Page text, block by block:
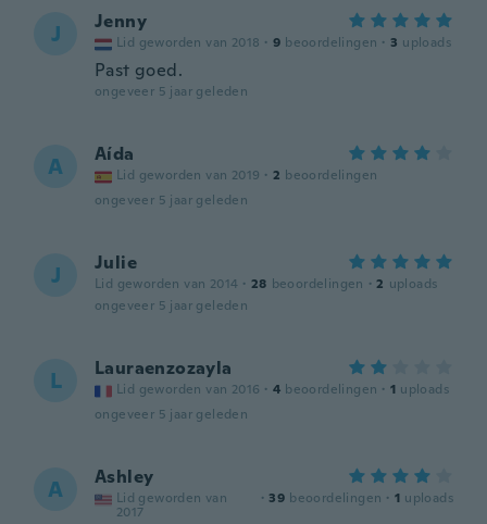
J Jenny
Lid geworden van 2018 · 9 beoordelingen · 3 uploads
Past goed.
ongeveer 5 jaar geleden
A Aída
Lid geworden van 2019 · 2 beoordelingen
ongeveer 5 jaar geleden
J Julie
Lid geworden van 2014 · 28 beoordelingen · 2 uploads
ongeveer 5 jaar geleden
L Lauraenzozayla
Lid geworden van 2016 · 4 beoordelingen · 1 uploads
ongeveer 5 jaar geleden
A Ashley
Lid geworden van
2017
· 39 beoordelingen · 1 uploads